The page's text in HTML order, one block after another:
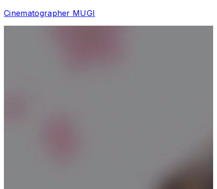
Cinematographer MUGI